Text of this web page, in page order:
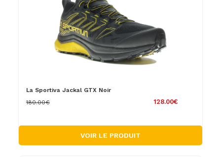
La Sportiva Jackal GTX Noir
128.00€
180.00€
VOIR LE PRODUIT